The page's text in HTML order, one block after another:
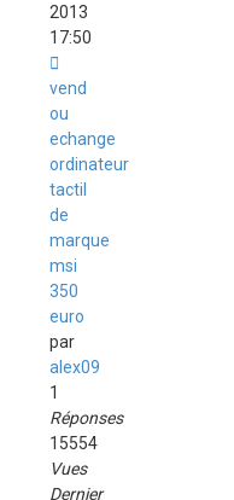
2013
17:50
vend
ou
echange
ordinateur
tactil
de
marque
msi
350
euro
par
alex09
1
Réponses
15554
Vues
Dernier